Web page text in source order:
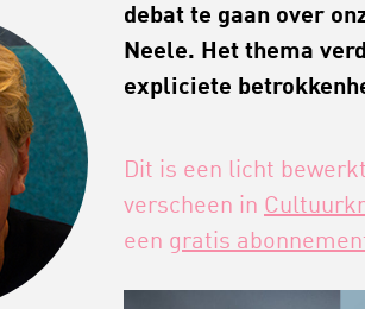
debat te gaan over
Neele. Het thema
expliciete
Dit is een licht
verscheen in
een gratis